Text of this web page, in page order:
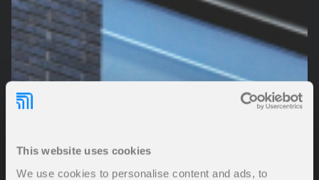
This website uses cookies
We use cookies to personalise content and ads, to